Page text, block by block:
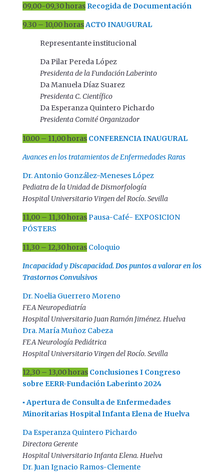
09,00-09,30 horas Recogida de Documentación
9.30 – 10,00 horasACTO INAUGURAL
Representante institucional
Da Pilar Pereda López
Presidenta de la Fundación Laberinto
Da Manuela Díaz Suarez
Presidenta C. Científico
Da Esperanza Quintero Pichardo
Presidenta Comité Organizador
10.00 – 11,00 horas CONFERENCIA INAUGURAL
Avances en los tratamientos de Enfermedades Raras
Dr. Antonio González-Meneses López
Pediatra de la Unidad de Dismorfología
Hospital Universitario Virgen del Rocío. Sevilla
11,00 – 11,30 horasPausa-Café- EXPOSICION
PÓSTERS
11,30 – 12,30 horas Coloquio
Incapacidad y Discapacidad. Dos puntos a valorar en los
Trastornos Convulsivos
Dr. Noelia Guerrero Moreno
FEA Neuropediatría
Hospital Universitario Juan Ramón Jiménez. Huelva
Dra. María Muñoz Cabeza
FEA Neurología Pediátrica
Hospital Universitario Virgen del Rocío. Sevilla
12,30 – 13,00 horas Conclusiones I Congreso
sobre EERR-Fundación Laberinto 2024
▪ Apertura de Consulta de Enfermedades
Minoritarias Hospital Infanta Elena de Huelva
Da Esperanza Quintero Pichardo
Directora Gerente
Hospital Universitario Infanta Elena. Huelva
Dr. Juan Ignacio Ramos-Clemente